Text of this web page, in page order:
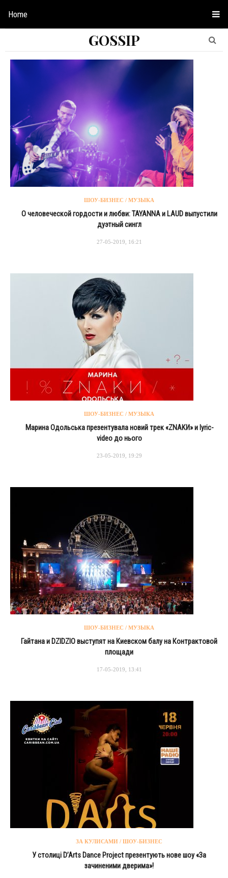
Home
GOSSIP
ШОУ-БИЗНЕС / МУЗЫКА
О человеческой гордости и любви: TAYANNA и LAUD выпустили
дуэтный сингл
27-05-2019, 16:21
ШОУ-БИЗНЕС / МУЗЫКА
Марина Одольська презентувала новий трек «ZNAKИ» и lyric-
video до нього
23-05-2019, 19:29
ШОУ-БИЗНЕС / МУЗЫКА
Гайтана и DZIDZIO выступят на Киевском балу на Контрактовой
площади
17-05-2019, 13:41
ЗА КУЛИСАМИ / ШОУ-БИЗНЕС
У столиці D’Arts Dance Project презентують нове шоу «За
зачиненими дверима»!